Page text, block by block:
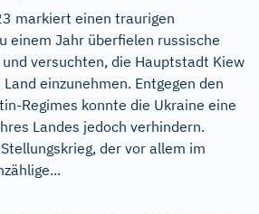
markiert einen traurigen
einem Jahr überfielen russische
versuchten, die Hauptstadt Kiew
einzunehmen. Entgegen den
Regimes konnte die Ukraine eine
Landes jedoch verhindern.
der vor allem im